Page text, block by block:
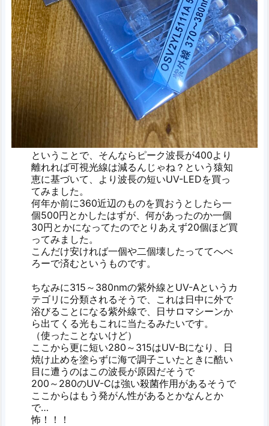
ということで、そんならピーク波長が400より
離れれば可視光線は減るんじゃね？という猿知
恵に基づいて、より波長の短いUV-LEDを買っ
てみました。
何年か前に360近辺のものを買おうとしたら一
個500円とかしたはずが、何があったのか一個
30円とかになってたのでとりあえず20個ほど買
ってみました。
こんだけ安ければ一個や二個壊したっててへぺ
ろーで済むというものです。
ちなみに315～380nmの紫外線とUV-Aというカ
テゴリに分類されるそうで、これは日中に外で
浴びることになる紫外線で、日サロマシーンか
ら出てくる光もこれに当たるみたいです。
（使ったことないけど）
ここから更に短い280～315はUV-Bになり、日
焼け止めを塗らずに海で調子こいたときに酷い
目に遭うのはこの波長が原因だそうで
200～280のUV-Cは強い殺菌作用があるそうで
ここからはもう発がん性があるとかなんとか
で…
怖！！！